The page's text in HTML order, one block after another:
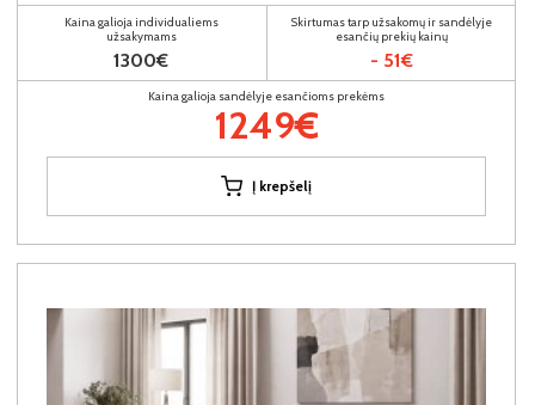
Kaina galioja individualiems
užsakymams
1300€
Skirtumas tarp užsakomų ir sandėlyje
esančių prekių kainų
- 51€
Kaina galioja sandėlyje esančioms prekėms
1249€
Į krepšelį